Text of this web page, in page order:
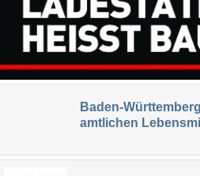
Baden-
amtlichen